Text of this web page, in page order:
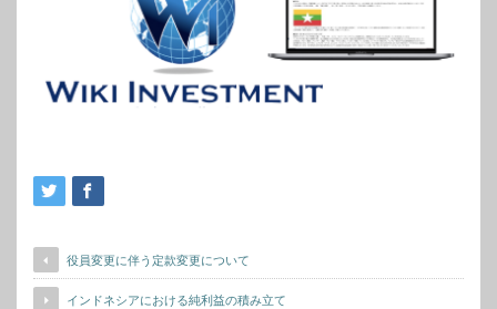
役員変更に伴う定款変更について
インドネシアにおける純利益の積み立て